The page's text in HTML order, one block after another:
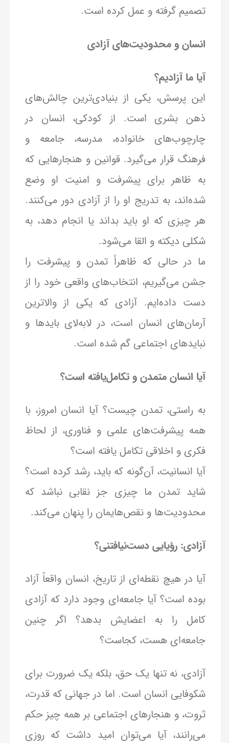
تصمیم گرفته و عمل کرده است.
انسان و محدودیت‌های آزادی
آیا ما آزادیم؟
این پرسش، یکی از بنیادی‌ترین چالش‌های
ذهن بشری است. از کودکی، انسان در
چارچوب‌های خانواده، مدرسه، جامعه و
فرهنگ قرار می‌گیرد. قوانین و هنجارهایی که
به ظاهر برای پیشرفت و امنیت او وضع
شده‌اند، به تدریج او را از آزادی دور می‌کنند.
هر چیزی که او باید بداند یا انجام دهد، به
شکلی دیکته و القا می‌شود.
ما در حالی که ظاهراً تمدن و پیشرفت را
جشن می‌گیریم، انتخاب‌های واقعی خود را از
دست داده‌ایم. آزادی که یکی از والاترین
آرمان‌های انسان است، در لابه‌لای بایدها و
نبایدهای اجتماعی گم شده است.
آیا انسان متمدن و تکامل‌یافته است؟
به راستی، تمدن چیست؟ آیا انسان امروز، با
همه پیشرفت‌های علمی و فناوری، از لحاظ
فکری و اخلاقی تکامل یافته است؟
آیا انسانیت، آن‌گونه که باید، رشد کرده است؟
شاید تمدن ما چیزی جز نقابی نباشد که
محدودیت‌ها و نقص‌هایمان را پنهان می‌کند.
آزادی: رؤیایی دست‌نیافتنی؟
آیا در هیچ نقطه‌ای از تاریخ، انسان واقعاً آزاد
بوده است؟ آیا جامعه‌ای وجود دارد که آزادی
کامل را به اعضایش بدهد؟ اگر چنین
جامعه‌ای هست، کجاست؟
آزادی، نه تنها یک حق، بلکه یک ضرورت برای
شکوفایی انسان است. اما در جهانی که قدرت،
ثروت، و هنجارهای اجتماعی بر همه چیز حکم
می‌رانند، آیا می‌توان امید داشت که روزی